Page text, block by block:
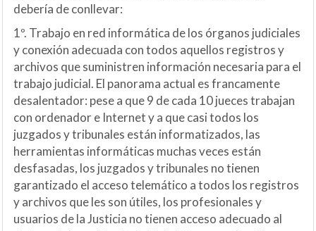
debería de conllevar:
1º. Trabajo en red informática de los órganos judiciales
y conexión adecuada con todos aquellos registros y
archivos que suministren información necesaria para el
trabajo judicial. El panorama actual es francamente
desalentador: pese a que 9 de cada 10 jueces trabajan
con ordenador e Internet y a que casi todos los
juzgados y tribunales están informatizados, las
herramientas informáticas muchas veces están
desfasadas, los juzgados y tribunales no tienen
garantizado el acceso telemático a todos los registros
y archivos que les son útiles, los profesionales y
usuarios de la Justicia no tienen acceso adecuado al